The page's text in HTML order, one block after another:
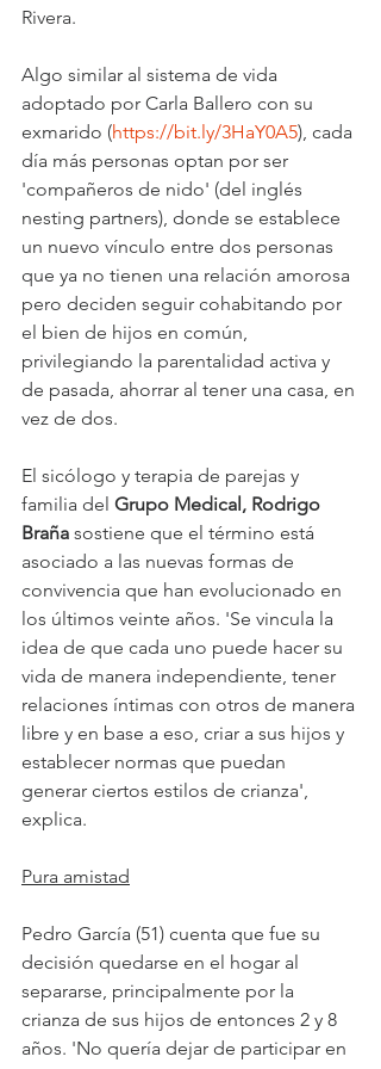
Rivera.
Algo similar al sistema de vida
adoptado por Carla Ballero con su
exmarido (https://bit.ly/3HaY0A5), cada
día más personas optan por ser
'compañeros de nido' (del inglés
nesting partners), donde se establece
un nuevo vínculo entre dos personas
que ya no tienen una relación amorosa
pero deciden seguir cohabitando por
el bien de hijos en común,
privilegiando la parentalidad activa y
de pasada, ahorrar al tener una casa, en
vez de dos.
El sicólogo y terapia de parejas y
familia del Grupo Medical, Rodrigo
Braña sostiene que el término está
asociado a las nuevas formas de
convivencia que han evolucionado en
los últimos veinte años. 'Se vincula la
idea de que cada uno puede hacer su
vida de manera independiente, tener
relaciones íntimas con otros de manera
libre y en base a eso, criar a sus hijos y
establecer normas que puedan
generar ciertos estilos de crianza',
explica.
Pura amistad
Pedro García (51) cuenta que fue su
decisión quedarse en el hogar al
separarse, principalmente por la
crianza de sus hijos de entonces 2 y 8
años. 'No quería dejar de participar en